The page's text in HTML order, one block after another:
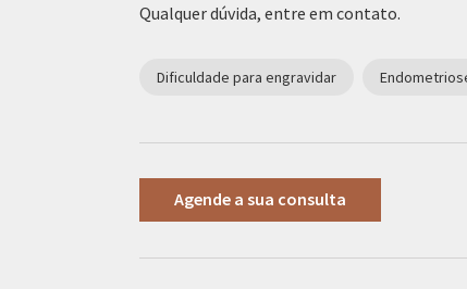
Qualquer dúvida, entre em contato.
Dificuldade para engravidar
Agende a sua consulta